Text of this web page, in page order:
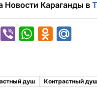
Новости Караганды в
e
W
t
o
l
душ Контрастный